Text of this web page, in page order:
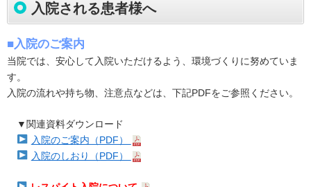
入院される患者様へ
■入院のご案内
当院では、安心して入院いただけるよう、環境づくりに努めていま
す。
入院の流れや持ち物、注意点などは、下記PDFをご参照ください。
▼関連資料ダウンロード
入院のご案内（PDF）
入院のしおり（PDF）